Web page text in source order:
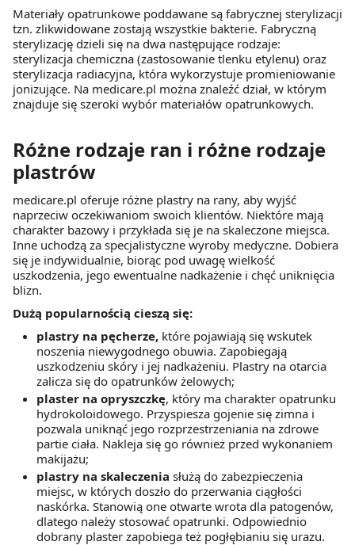
Materiały opatrunkowe poddawane są fabrycznej sterylizacji
tzn. zlikwidowane zostają wszystkie bakterie. Fabryczną
sterylizację dzieli się na dwa następujące rodzaje:
sterylizacja chemiczna (zastosowanie tlenku etylenu) oraz
sterylizacja radiacyjna, która wykorzystuje promieniowanie
jonizujące. Na medicare.pl można znaleźć dział, w którym
znajduje się szeroki wybór materiałów opatrunkowych.
Różne rodzaje ran i różne rodzaje
plastrów
medicare.pl oferuje różne plastry na rany, aby wyjść
naprzeciw oczekiwaniom swoich klientów. Niektóre mają
charakter bazowy i przykłada się je na skaleczone miejsca.
Inne uchodzą za specjalistyczne wyroby medyczne. Dobiera
się je indywidualnie, biorąc pod uwagę wielkość
uszkodzenia, jego ewentualne nadkażenie i chęć uniknięcia
blizn.
Dużą popularnością cieszą się:
plastry na pęcherze, które pojawiają się wskutek
noszenia niewygodnego obuwia. Zapobiegają
uszkodzeniu skóry i jej nadkażeniu. Plastry na otarcia
zalicza się do opatrunków żelowych;
plaster na opryszczkę, który ma charakter opatrunku
hydrokoloidowego. Przyspiesza gojenie się zimna i
pozwala uniknąć jego rozprzestrzeniania na zdrowe
partie ciała. Nakleja się go również przed wykonaniem
makijażu;
plastry na skaleczenia służą do zabezpieczenia
miejsc, w których doszło do przerwania ciągłości
naskórka. Stanowią one otwarte wrota dla patogenów,
dlatego należy stosować opatrunki. Odpowiednio
dobrany plaster zapobiega też pogłębianiu się urazu.